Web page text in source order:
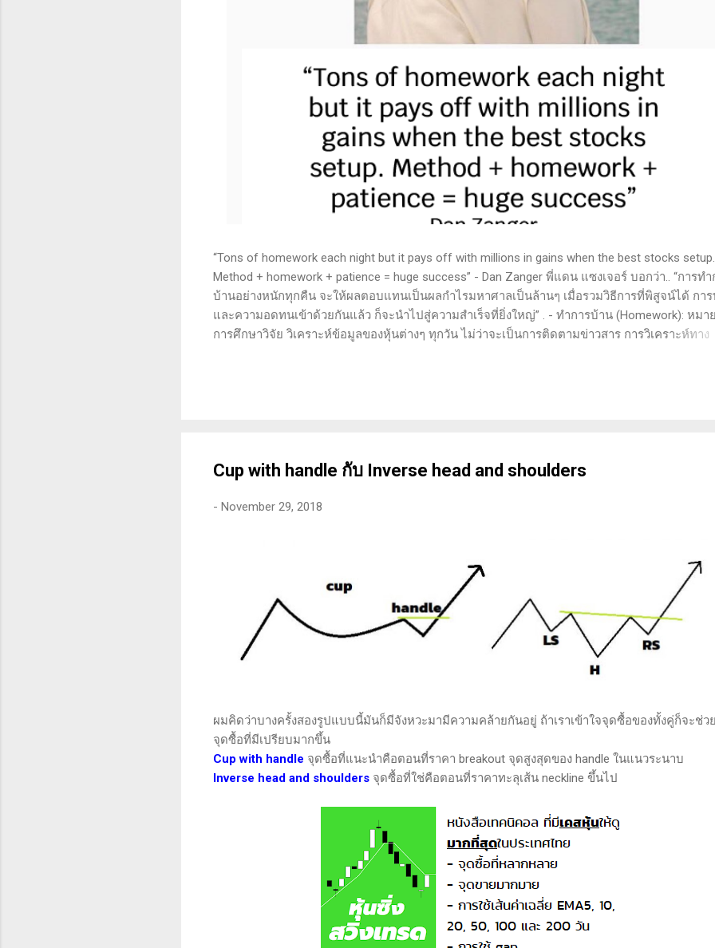
“Tons of homework each night but it pays off with millions in gains when the best stocks setup.
Method + homework + patience = huge success” - Dan Zanger พี่แดน แซงเจอร์ บอกว่า.. “การทำ
บ้านอย่างหนักทุกคืน จะให้ผลตอบแทนเป็นผลกำไรมหาศาลเป็นล้านๆ เมื่อรวมวิธีการที่พิสูจน์ได้ กา
และความอดทนเข้าด้วยกันแล้ว ก็จะนำไปสู่ความสำเร็จที่ยิ่งใหญ่” . - ทำการบ้าน (Homework): หมา
การศึกษาวิจัย วิเคราะห์ข้อมูลของหุ้นต่างๆ ทุกวัน ไม่ว่าจะเป็นการติดตามข่าวสาร การวิเคราะห์ทาง
Cup with handle กับ Inverse head and shoulders
- November 29, 2018
ผมคิดว่าบางครั้งสองรูปแบบนี้มันก็มีจังหวะมามีความคล้ายกันอยู่ ถ้าเราเข้าใจจุดซื้อของทั้งคู่ก็จะช่ว
จุดซื้อที่มีเปรียบมากขึ้น
Cup with handle จุดซื้อที่แนะนำคือตอนที่ราคา breakout จุดสูงสุดของ handle ในแนวระนาบ
Inverse head and shoulders จุดซื้อที่ใช่คือตอนที่ราคาทะลุเส้น neckline ขึ้นไป